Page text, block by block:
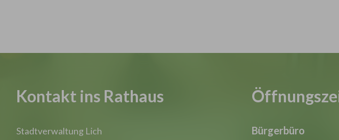
Kontakt ins Rathaus
Stadtverwaltung Lich
Bürgerbüro